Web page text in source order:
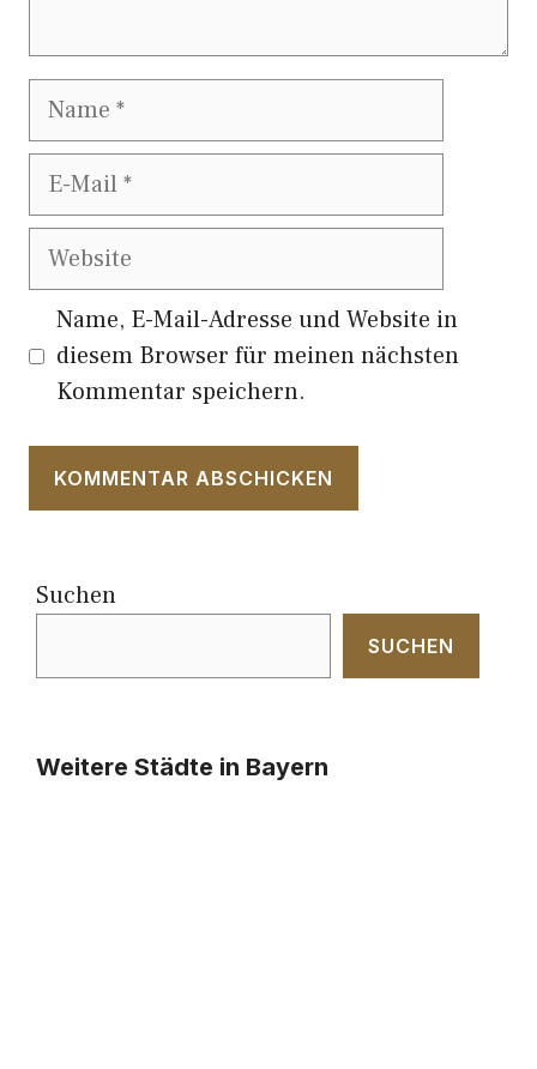
Name
E-
Website
Name, E-Mail-Adresse und Website in
diesem Browser für meinen nächsten
Kommentar speichern.
Suchen
SUCHEN
Weitere Städte in Bayern